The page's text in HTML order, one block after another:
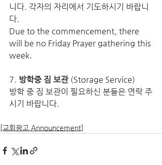
니다. 각자의 자리에서 기도하시기 바랍니
다.
Due to the commencement, there
will be no Friday Prayer gathering this
week.
7. 방학중 짐 보관 (Storage Service)
방학 중 짐 보관이 필요하신 분들은 연락 주
시기 바랍니다.
[교회광고 Announcement]